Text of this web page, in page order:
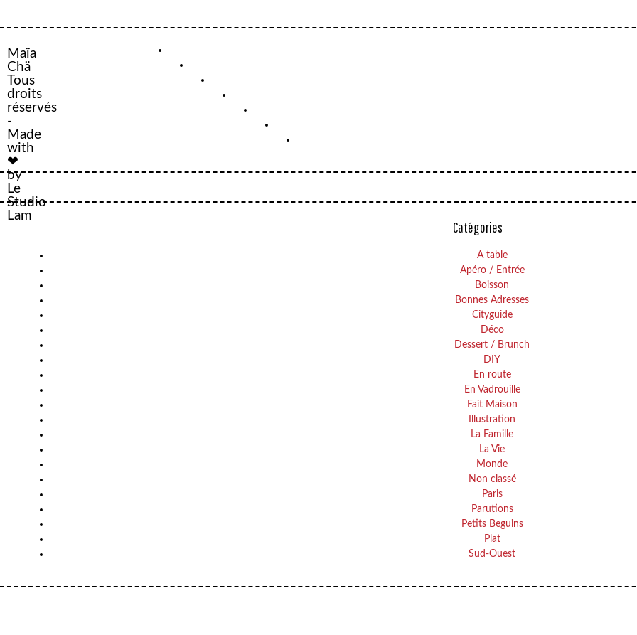
Catégories
A table
Apéro / Entrée
Boisson
Bonnes Adresses
Cityguide
Déco
Dessert / Brunch
DIY
En route
En Vadrouille
Fait Maison
Illustration
La Famille
La Vie
Monde
Non classé
Paris
Parutions
Petits Beguins
Plat
Sud-Ouest
Maïa
Chä
Tous
droits
réservés
-
Made
with
❤
by
Le
Studio
Lam